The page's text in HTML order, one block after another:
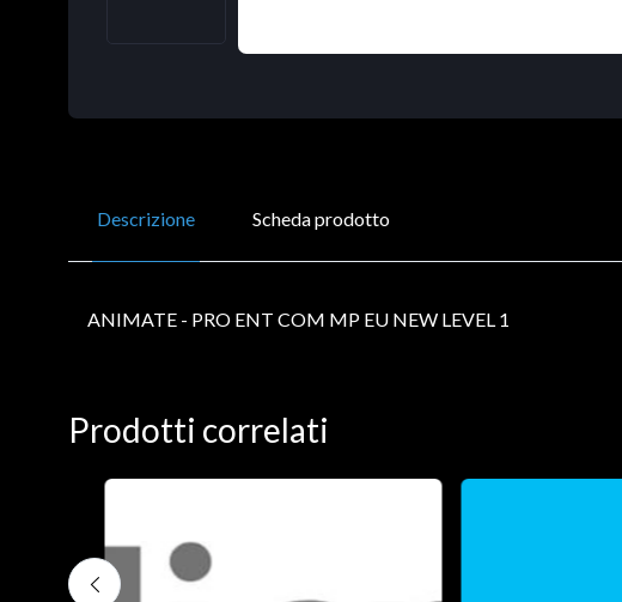
Descrizione Scheda prodotto
ANIMATE - PRO ENT COM MP EU NEW LEVEL 1
Prodotti correlati